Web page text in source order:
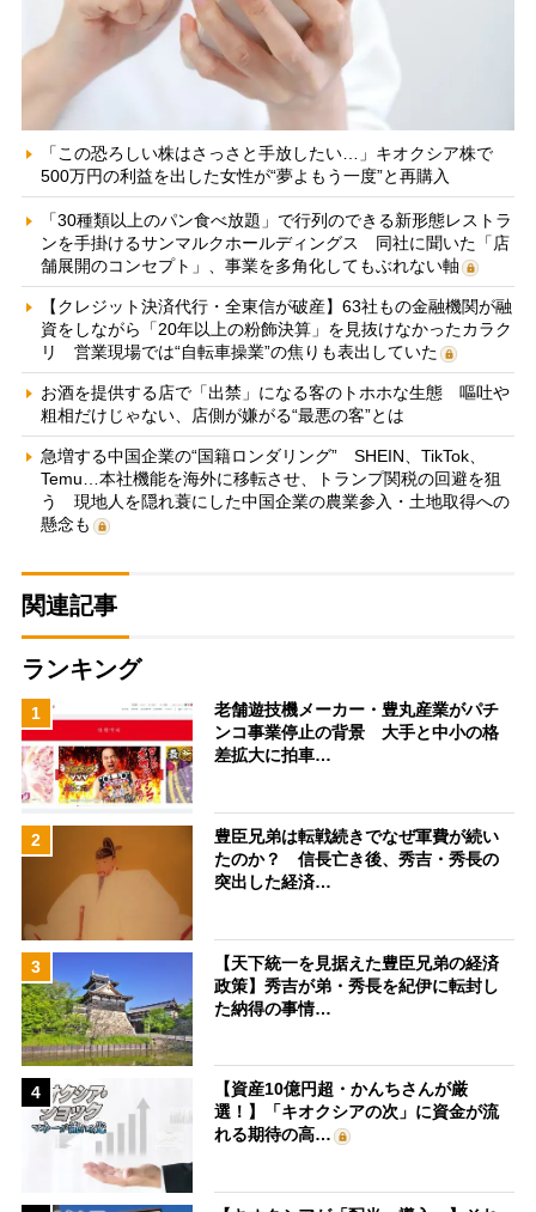
「この恐ろしい株はさっさと手放したい…」キオクシア株で
500万円の利益を出した女性が“夢よもう一度”と再購入
「30種類以上のパン食べ放題」で行列のできる新形態レストラ
ンを手掛けるサンマルクホールディングス 同社に聞いた「店
舗展開のコンセプト」、事業を多角化してもぶれない軸
【クレジット決済代行・全東信が破産】63社もの金融機関が融
資をしながら「20年以上の粉飾決算」を見抜けなかったカラク
リ 営業現場では“自転車操業”の焦りも表出していた
お酒を提供する店で「出禁」になる客のトホホな生態 嘔吐や
粗相だけじゃない、店側が嫌がる“最悪の客”とは
急増する中国企業の“国籍ロンダリング” SHEIN、TikTok、
Temu…本社機能を海外に移転させ、トランプ関税の回避を狙
う 現地人を隠れ蓑にした中国企業の農業参入・土地取得への
懸念も
関連記事
ランキング
1
老舗遊技機メーカー・豊丸産業がパチ
ンコ事業停止の背景 大手と中小の格
差拡大に拍車…
2
豊臣兄弟は転戦続きでなぜ軍費が続い
たのか？ 信長亡き後、秀吉・秀長の
突出した経済…
3
【天下統一を見据えた豊臣兄弟の経済
政策】秀吉が弟・秀長を紀伊に転封し
た納得の事情…
4
【資産10億円超・かんちさんが厳
選！】「キオクシアの次」に資金が流
れる期待の高…